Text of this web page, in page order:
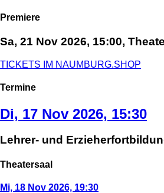
Premiere
Sa, 21 Nov 2026, 15:00,
TICKETS IM NAUMBURG.SHOP
Termine
Di, 17 Nov 2026, 15:30
Lehrer- und
Theatersaal
Mi, 18 Nov 2026, 19:30